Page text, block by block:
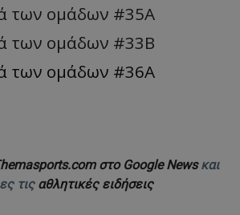
των ομάδων #35Α
των ομάδων #33B
των ομάδων #36Α
στο Google Newsκαι
τις αθλητικές ειδήσεις